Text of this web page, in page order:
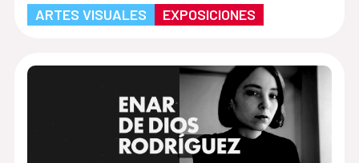
ARTES VISUALES EXPOSICIONES